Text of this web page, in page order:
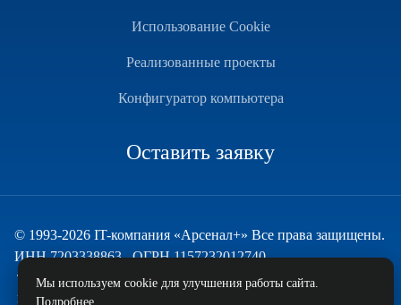
Использование Cookie
Реализованные проекты
Конфигуратор компьютера
Оставить заявку
© 1993-2026 IT-компания «Арсенал+» Все права защищены.
ИНН 7203338863 , ОГРН 1157232012740
Техническая поддержка
и развитие — ECHO
Мы используем cookie для улучшения работы сайта.
Подробнее